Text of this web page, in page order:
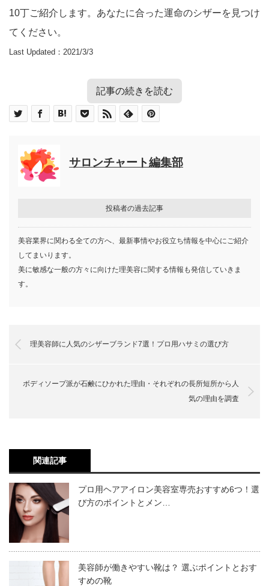
10丁ご紹介します。あなたに合った運命のシザーを見つけ
てください。
Last Updated：2021/3/3
記事の続きを読む
目次
ベーシック
セニング
スライド
笹刃
剣刃
柳刃
段刃
ダマスカス
オフセットハンドル
シザーケースにもこだわりを
シザーケースの選び方ポイント
練習用カットウィッグ
あなたにぴったりの新しい相棒（シザー）を
プロ用シザー（ハサミ）の選び方
シザーの素材と使用感
によって、それぞれ特徴があり、使い心地も変わってきま
ステンレス
コバルト合金
ステライト（ビシライト）
ダマスカス
シザー（ハサミ）のメンテナンス方
法
シザーのメンテナンスの方法をご紹介します。本当のプロ
大切なシザーを永く愛用するために、シザーを自分でメン
テナンスする場合と、プロにお願いする場合の2つに分け
てお話します。
練習用カットウィッグ
を手に入れたら、まずは使い心地をカットウィッグで確認
価格・品質ともにおすすめのカットウィッグをご紹介しま
RS-650 カットウィッグ (人毛100％)
サロンチャート編集部
投稿者の過去記事
美容業界に関わる全ての方へ、最新事情やお役立ち情報を中心にご紹介
してまいります。
美に敏感な一般の方々に向けた理美容に関する情報も発信していきま
す。
理美容師に人気のシザーブランド7選！プロ用ハサミの選び方
ボディソープ派が石鹸にひかれた理由・それぞれの長所短所から人
気の理由を調査
関連記事
プロ用ヘアアイロン美容室専売おすすめ6つ！選
び方のポイントとメン…
美容師が働きやすい靴は？ 選ぶポイントとおす
すめの靴